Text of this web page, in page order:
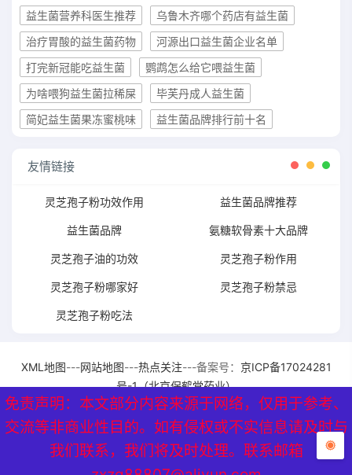
免责声明：本文部分内容来源于网络，仅用于参考、
交流等非商业性目的。如有侵权或不实信息请及时与
我们联系，我们将及时处理。联系邮箱
益生菌营养科医生推荐
乌鲁木齐哪个药店有益生菌
治疗胃酸的益生菌药物
河源出口益生菌企业名单
打完新冠能吃益生菌
鹦鹉怎么给它喂益生菌
为啥喂狗益生菌拉稀屎
毕芙丹成人益生菌
简妃益生菌果冻蜜桃味
益生菌品牌排行前十名
友情链接
灵芝孢子粉功效作用 益生菌品牌推荐
益生菌品牌 氨糖软骨素十大品牌
灵芝孢子油的功效 灵芝孢子粉作用
灵芝孢子粉哪家好 灵芝孢子粉禁忌
灵芝孢子粉吃法
XML地图---网站地图---热点关注---备案号： 京ICP备17024281
号-1（北京保鹤堂药业）
免责声明：本文部分内容来源于网络，仅用于参考、
交流等非商业性目的。如有侵权或不实信息请及时与
我们联系，我们将及时处理。联系邮箱